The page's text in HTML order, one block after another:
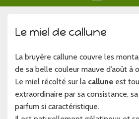
Le miel de callune
La bruyère callune couvre les
de sa belle couleur mauve d’août à
Le miel récolté sur la callune est
extraordinaire par sa consistance,
parfum si caractéristique.